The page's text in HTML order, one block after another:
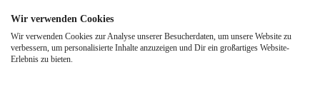
Katzenhäuser
Hängematten & Fensterliegeplätze
Katzendecken & -matten
Baldrian- & Catnipspielzeug
Wir verwenden Cookies
Wir verwenden Cookies zur Analyse unserer Besucherdaten, um unsere Website zu
verbessern, um personalisierte Inhalte anzuzeigen und Dir ein großartiges Website-
Erlebnis zu bieten.